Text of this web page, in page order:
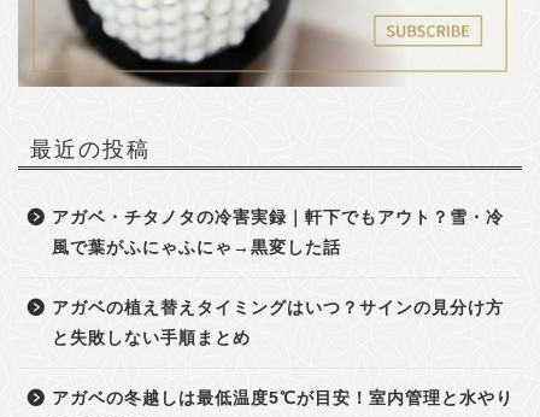
最近の投稿
アガベ・チタノタの冷害実録｜軒下でもアウト？雪・冷
風で葉がふにゃふにゃ→黒変した話
アガベの植え替えタイミングはいつ？サインの見分け方
と失敗しない手順まとめ
アガベの冬越しは最低温度5℃が目安！室内管理と水やり